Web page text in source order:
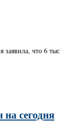
заявила, что 6 тыс
сегодня